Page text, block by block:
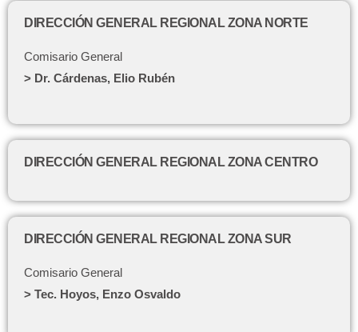
DIRECCIÓN GENERAL REGIONAL ZONA NORTE
Comisario General
> Dr. Cárdenas, Elio Rubén
DIRECCIÓN GENERAL REGIONAL ZONA CENTRO
DIRECCIÓN GENERAL REGIONAL ZONA SUR
Comisario General
> Tec. Hoyos, Enzo Osvaldo